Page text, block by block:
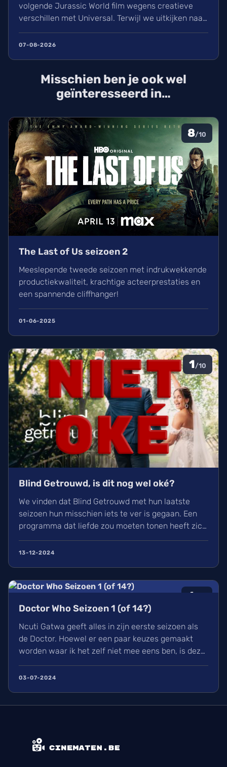
volgende Jurassic World film wegens creatieve
verschillen met Universal. Terwijl we uitkijken naar
het vervolg op Rebirth (2025), is de zoektocht naar
een nieuwe leider voor de film van 2027 gestart.
07-08-2026
Misschien ben je ook wel
geïnteresseerd in…
8/10
The Last of Us seizoen 2
Meeslepende tweede seizoen met indrukwekkende
productiekwaliteit, krachtige acteerprestaties en
een spannende cliffhanger!
01-06-2025
1/10
Blind Getrouwd, is dit nog wel oké?
We vinden dat Blind Getrouwd met hun laatste
seizoen hun misschien iets te ver is gegaan. Een
programma dat liefde zou moeten tonen heeft zich
uitlachtelevisie?
13-12-2024
6
Doctor Who Seizoen 1 (of 14?)
Ncuti Gatwa geeft alles in zijn eerste seizoen als
de Doctor. Hoewel er een paar keuzes gemaakt
worden waar ik het zelf niet mee eens ben, is deze
watch met genoeg in waardoor ik elke aflevering
03-07-2024